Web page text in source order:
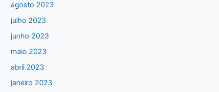
a
r
p
o
r
agosto 2023
julho 2023
junho 2023
maio 2023
abril 2023
janeiro 2023